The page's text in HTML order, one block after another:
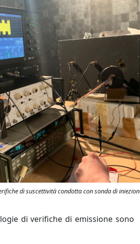
di suscettività condotta con sonda di
di verifiche di emissione sono